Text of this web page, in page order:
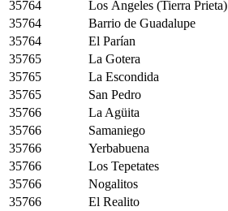
35764
Los Ángeles (Tierra Prieta)
35764
Barrio de Guadalupe
35764
El Parían
35765
La Gotera
35765
La Escondida
35765
San Pedro
35766
La Agüita
35766
Samaniego
35766
Yerbabuena
35766
Los Tepetates
35766
Nogalitos
35766
El Realito